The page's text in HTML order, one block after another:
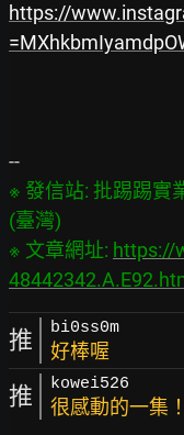
https://
※ 發信站: 批踢踢實
(臺灣)
※ 文章網址: https://
推 bi0ss0m
好棒喔
推 kowei526
很感動的一集